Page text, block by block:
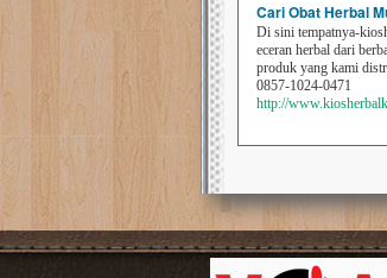
Cari Obat Herbal
Di sini tempatnya-
eceran herbal dari
produk yang kami
0857-1024-0471
http://